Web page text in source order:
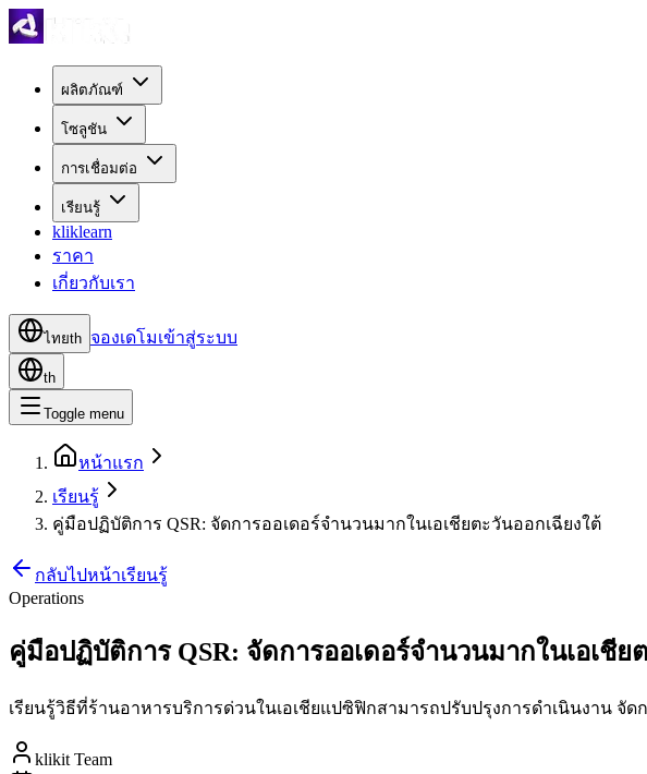
ผลิตภัณฑ์
โซลูชัน
การเชื่อมต่อ
เรียนรู้
kliklearn
ราคา
เกี่ยวกับเรา
ไทยth จองเดโมเข้าสู่ระบบ
th
Toggle menu
หน้าแรก
เรียนรู้
คู่มือปฏิบัติการ QSR: จัดการออเดอร์จำนวนมากในเอเชียตะวันออกเฉียงใต้
กลับไปหน้าเรียนรู้
Operations
คู่มือปฏิบัติการ QSR: จัดการออเดอร์จำนวนมากในเอเชีย
เรียนรู้วิธีที่ร้านอาหารบริการด่วนในเอเชียแปซิฟิกสามารถปรับปรุงการดำเนินงาน จั
klikit Team